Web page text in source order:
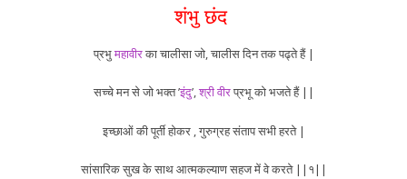
शंभु छंद
प्रभुमहावीरका चालीसा जो, चालीस दिन तक पढ्ते हैं |
सच्चे मन से जो भक्त ’इंदु’,श्री वीरप्रभू को भजते हैं ||
इच्छाओं की पूर्ती होकर , गुरुग्रह संताप सभी हरते |
सांसारिक सुख के साथ आत्मकल्याण सहज में वे करते ||१||